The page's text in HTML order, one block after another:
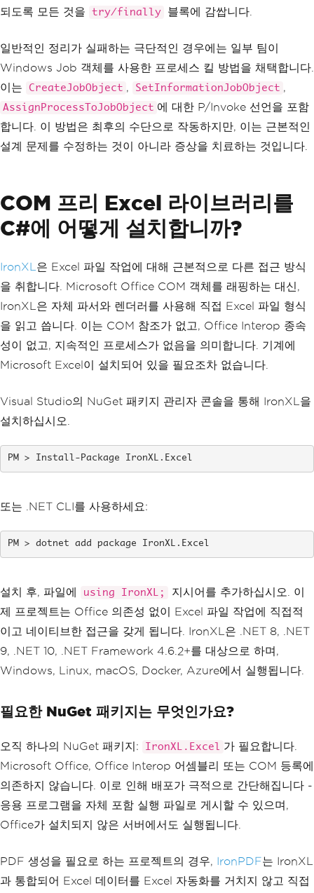
Marshal .ReleaseComObject(excelApp);
GC
.WaitForPendingFinalizers();
되도록 모든 것을
try/finally 블록에 감쌉니다.
일반적인 정리가 실패하는 극단적인 경우에는 일부 팀이
Windows Job 객체를 사용한 프로세스 킬 방법을 채택합니다.
이는
CreateJobObject , SetInformationJobObject ,
AssignProcessToJobObject 에 대한 P/Invoke 선언을 포함
합니다. 이 방법은 최후의 수단으로 작동하지만, 이는 근본적인
설계 문제를 수정하는 것이 아니라 증상을 치료하는 것입니다.
COM 프리 Excel 라이브러리를
C#에 어떻게 설치합니까?
IronXL 은 Excel 파일 작업에 대해 근본적으로 다른 접근 방식
을 취합니다. Microsoft Office COM 객체를 래핑하는 대신,
IronXL은 자체 파서와 렌더러를 사용해 직접 Excel 파일 형식
을 읽고 씁니다. 이는 COM 참조가 없고, Office Interop 종속
성이 없고, 지속적인 프로세스가 없음을 의미합니다. 기계에
Microsoft Excel이 설치되어 있을 필요조차 없습니다.
Visual Studio의 NuGet 패키지 관리자 콘솔을 통해 IronXL을
설치하십시오.
Install-Package IronXL.Excel
또는 .NET CLI를 사용하세요:
dotnet add package IronXL.Excel
설치 후, 파일에 using IronXL;
지시어를 추가하십시오. 이
제 프로젝트는 Office 의존성 없이 Excel 파일 작업에 직접적
이고 네이티브한 접근을 갖게 됩니다. IronXL은 .NET 8, .NET
9, .NET 10, .NET Framework 4.6.2+를 대상으로 하며,
Windows, Linux, macOS, Docker, Azure에서 실행됩니다.
필요한 NuGet 패키지는 무엇인가요?
오직 하나의 NuGet 패키지: IronXL.Excel
가 필요합니다.
Microsoft Office, Office Interop 어셈블리 또는 COM 등록에
의존하지 않습니다. 이로 인해 배포가 극적으로 간단해집니다 -
응용 프로그램을 자체 포함 실행 파일로 게시할 수 있으며,
Office가 설치되지 않은 서버에서도 실행됩니다.
PDF 생성을 필요로 하는 프로젝트의 경우, IronPDF는 IronXL
과 통합되어 Excel 데이터를 Excel 자동화를 거치지 않고 직접